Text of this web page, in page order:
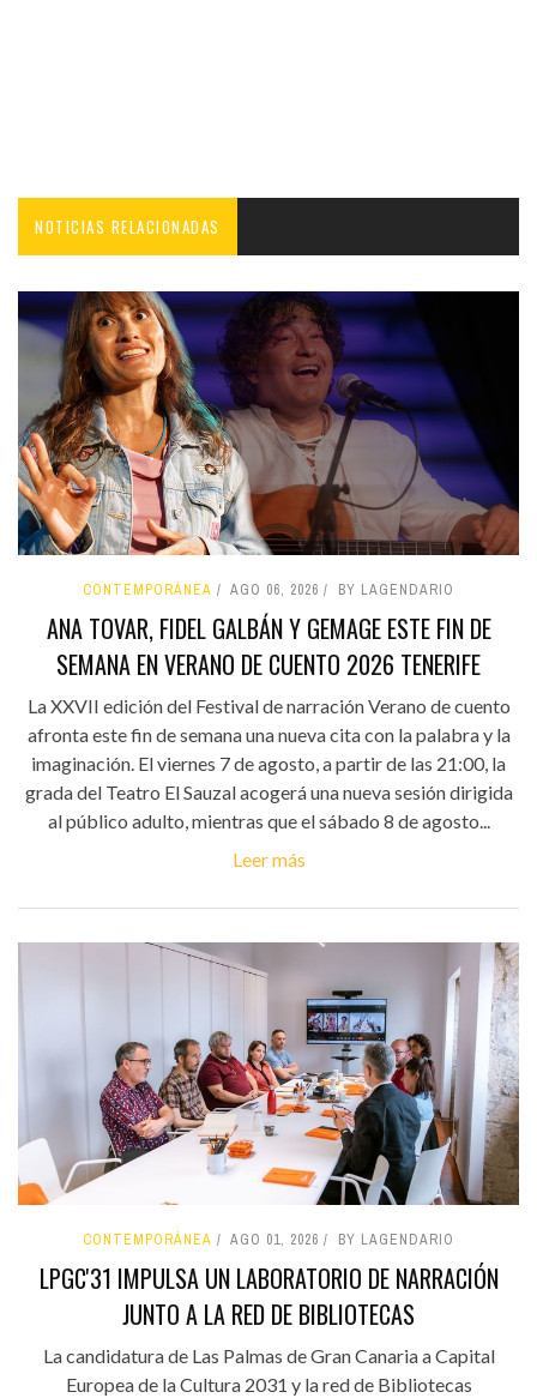
NOTICIAS RELACIONADAS
CONTEMPORÁNEA AGO 06, 2026 BY LAGENDARIO
ANA TOVAR, FIDEL GALBÁN Y GEMAGE ESTE FIN DE
SEMANA EN VERANO DE CUENTO 2026 TENERIFE
La XXVII edición del Festival de narración Verano de cuento
afronta este fin de semana una nueva cita con la palabra y la
imaginación. El viernes 7 de agosto, a partir de las 21:00, la
grada del Teatro El Sauzal acogerá una nueva sesión dirigida
al público adulto, mientras que el sábado 8 de agosto...
Leer más
CONTEMPORÁNEA AGO 01, 2026 BY LAGENDARIO
LPGC'31 IMPULSA UN LABORATORIO DE NARRACIÓN
JUNTO A LA RED DE BIBLIOTECAS
La candidatura de Las Palmas de Gran Canaria a Capital
Europea de la Cultura 2031 y la red de Bibliotecas